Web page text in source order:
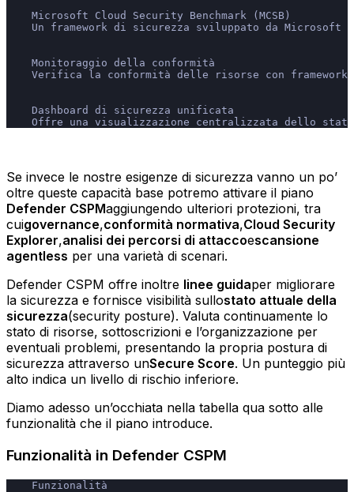
    Microsoft Cloud Security Benchmark (MCSB)
Un framework di sicurezza sviluppato da Microsoft
    Monitoraggio della conformità
Verifica la conformità delle risorse con
    Dashboard di sicurezza unificata
Offre una visualizzazione centralizzata dello
Se invece le nostre esigenze di sicurezza vanno un po’
oltre queste capacità base potremo attivare il piano
Defender CSPMaggiungendo ulteriori protezioni, tra
cuigovernance,conformità normativa,Cloud Security
Explorer,analisi dei percorsi di attaccoescansione
agentless per una varietà di scenari.
Defender CSPM offre inoltre linee guidaper migliorare
la sicurezza e fornisce visibilità sullostato attuale della
sicurezza(security posture). Valuta continuamente lo
stato di risorse, sottoscrizioni e l’organizzazione per
eventuali problemi, presentando la propria postura di
sicurezza attraverso unSecure Score. Un punteggio più
alto indica un livello di rischio inferiore.
Diamo adesso un’occhiata nella tabella qua sotto alle
funzionalità che il piano introduce.
Funzionalità in Defender CSPM
    Funzionalità